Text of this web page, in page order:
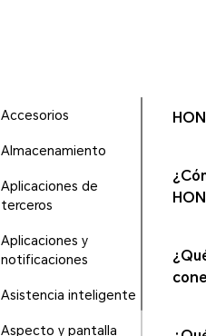
Accesorios
Almacenamiento
Aplicaciones de
terceros
Aplicaciones y
notificaciones
Asistencia inteligente
Aspecto y pantalla